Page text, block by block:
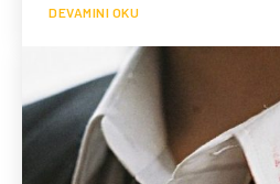
DEVAMINI OKU